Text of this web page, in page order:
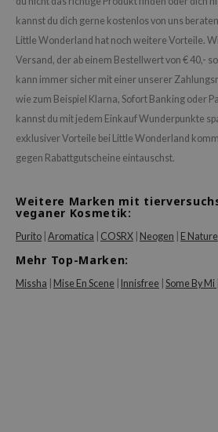
kannst du dich gerne kostenlos von uns
Little Wonderland hat noch weitere Vorteile.
Versand, der ab einem Bestellwert von € 40,-
kann immer sicher mit einer unserer
wie zum Beispiel Klarna, Sofort Banking oder
kannst du mit jedem Einkauf Wunderpunkte
exklusiver Vorteile bei Little Wonderland
gegen Rabattgutscheine eintauschst.
Weitere Marken mit
veganer Kosmetik:
Purito Aromatica COSRX Neogen E Nature
Mehr Top-Marken:
Missha Mise En Scene Innisfree Some By Mi